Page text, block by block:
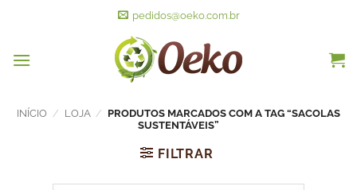
pedidos@oeko.com.br
INÍCIO / LOJA / PRODUTOS MARCADOS COM A TAG “SACOLAS
SUSTENTÁVEIS”
FILTRAR